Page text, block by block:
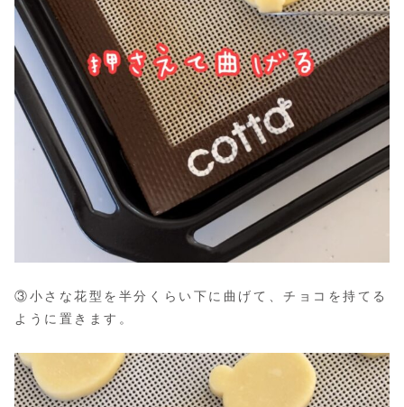
③小さな花型を半分くらい下に曲げて、チョコを持てる
ように置きます。